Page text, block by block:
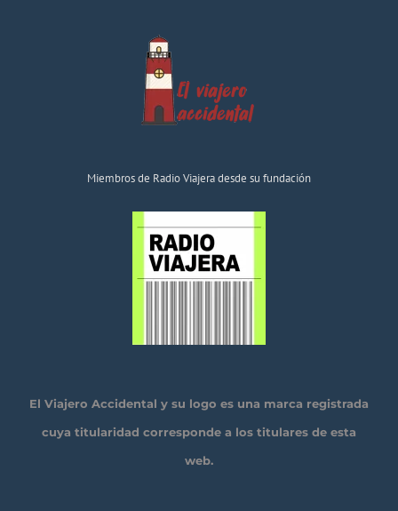
Miembros de Radio Viajera desde su fundación
El Viajero Accidental y su logo es una marca registrada
cuya titularidad corresponde a los titulares de esta
web.